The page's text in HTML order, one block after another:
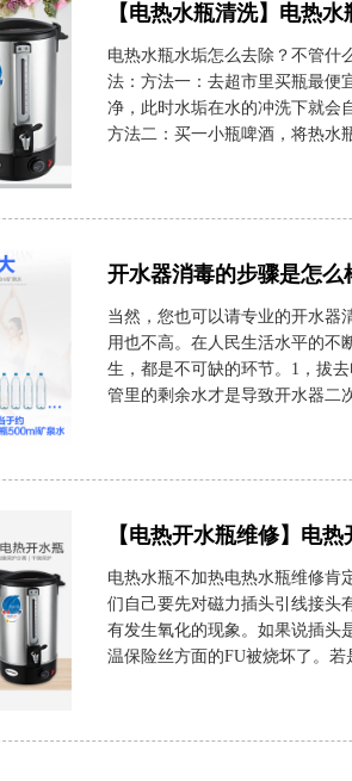
【电热水瓶清洗】电热
电热水瓶水垢怎么去除？不管什
法：方法一：去超市里买瓶最便
净，此时水垢在水的冲洗下就会
方法二：买一小瓶啤酒，将热水
开水器消毒的步骤是怎么
当然，您也可以请专业的开水器
用也不高。在人民生活水平的不
生，都是不可缺的环节。1，拔
管里的剩余水才是导致开水器二
【电热开水瓶维修】电
电热水瓶不加热电热水瓶维修肯
们自己要先对磁力插头引线接头
有发生氧化的现象。如果说插头
温保险丝方面的FU被烧坏了。